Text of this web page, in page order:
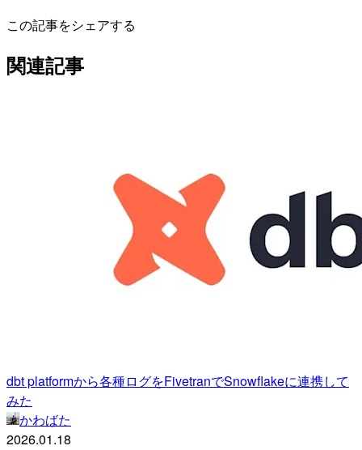
この記事をシェアする
関連記事
dbt platformから各種ログをFivetranでSnowflakeに連携して
みた
かわばた
2026.01.18